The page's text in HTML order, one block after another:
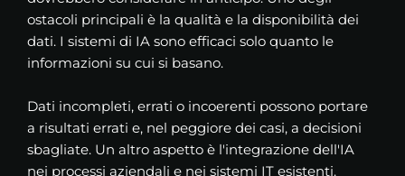
ostacoli principali è la qualità e la disponibilità dei
dati. I sistemi di IA sono efficaci solo quanto le
informazioni su cui si basano.
Dati incompleti, errati o incoerenti possono portare
a risultati errati e, nel peggiore dei casi, a decisioni
sbagliate. Un altro aspetto è l'integrazione dell'IA
nei processi aziendali e nei sistemi IT esistenti.